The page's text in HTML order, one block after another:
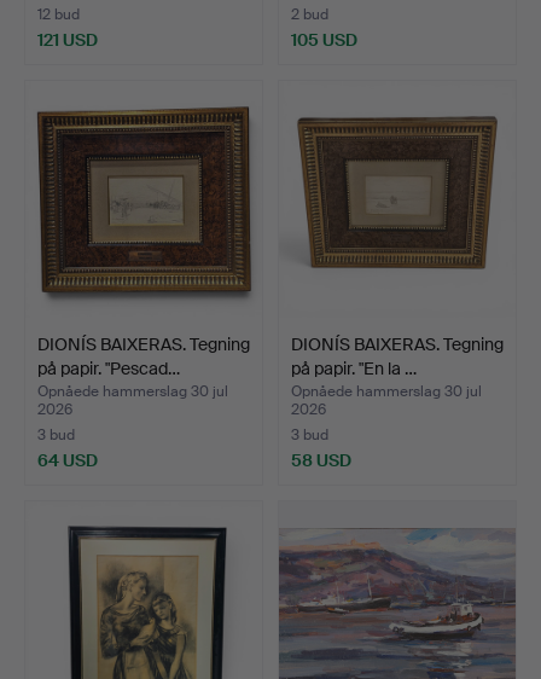
12 bud
121 USD
2 bud
105 USD
DIONÍS BAIXERAS. Tegning
på papir. "Pescad…
Opnåede hammerslag 30 jul
2026
3 bud
64 USD
DIONÍS BAIXERAS. Tegning
på papir. "En la …
Opnåede hammerslag 30 jul
2026
3 bud
58 USD